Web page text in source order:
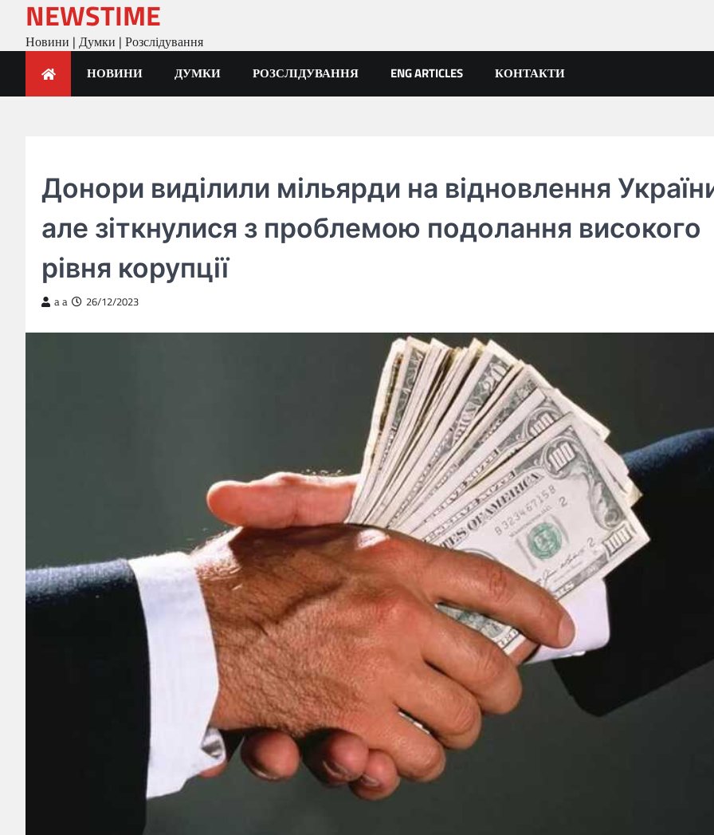
content
NEWSTIME
Новини | Думки | Розслідування
НОВИНИ ДУМКИ РОЗСЛІДУВАННЯ ENG ARTICLES КОНТАКТИ
Донори виділили мільярди на відновлення
але зіткнулися з проблемою подолання високого
рівня корупції
a a 26/12/2023